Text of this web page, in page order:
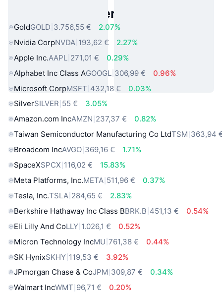
Beliebte reale Vermögenswerte
GoldGOLD 3.756,55 €
2.07%
Nvidia CorpNVDA 193,62 €
2.27%
Apple Inc.AAPL 271,01 €
0.29%
Alphabet Inc Class AGOOGL 306,99 €
0.96%
Microsoft CorpMSFT 432,18 €
0.03%
SilverSILVER 55 €
3.05%
Amazon.com IncAMZN 237,37 €
0.82%
Taiwan Semiconductor Manufacturing Co LtdTSM 363,94
Broadcom IncAVGO 369,16 €
1.71%
SpaceXSPCX 116,02 €
15.83%
Meta Platforms, Inc.META 511,96 €
0.37%
Tesla, Inc.TSLA 284,65 €
2.83%
Berkshire Hathaway Inc Class BBRK.B 451,13 €
0.54%
Eli Lilly And CoLLY 1.026,1 €
0.52%
Micron Technology IncMU 761,38 €
0.44%
SK HynixSKHY 119,53 €
3.92%
JPmorgan Chase & CoJPM 309,87 €
0.34%
Walmart IncWMT 96,71 € 0.20%